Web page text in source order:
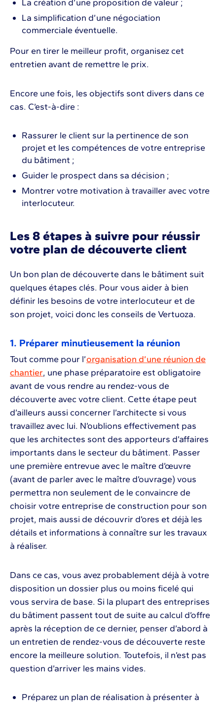
La création d’une proposition de valeur ;
La simplification d’une négociation
commerciale éventuelle.
Pour en tirer le meilleur profit, organisez cet
entretien avant de remettre le prix.
Encore une fois, les objectifs sont divers dans ce
cas. C’est-à-dire :
Rassurer le client sur la pertinence de son
projet et les compétences de votre entreprise
du bâtiment ;
Guider le prospect dans sa décision ;
Montrer votre motivation à travailler avec votre
interlocuteur.
Les 8 étapes à suivre pour réussir
votre plan de découverte client
Un bon plan de découverte dans le bâtiment suit
quelques étapes clés. Pour vous aider à bien
définir les besoins de votre interlocuteur et de
son projet, voici donc les conseils de Vertuoza.
1. Préparer minutieusement la réunion
Tout comme pour l’organisation d’une réunion de
chantier, une phase préparatoire est obligatoire
avant de vous rendre au rendez-vous de
découverte avec votre client. Cette étape peut
d’ailleurs aussi concerner l’architecte si vous
travaillez avec lui. N’oublions effectivement pas
que les architectes sont des apporteurs d’affaires
importants dans le secteur du bâtiment. Passer
une première entrevue avec le maître d’œuvre
(avant de parler avec le maître d’ouvrage) vous
permettra non seulement de le convaincre de
choisir votre entreprise de construction pour son
projet, mais aussi de découvrir d’ores et déjà les
détails et informations à connaître sur les travaux
à réaliser.
Dans ce cas, vous avez probablement déjà à votre
disposition un dossier plus ou moins ficelé qui
vous servira de base. Si la plupart des entreprises
du bâtiment passent tout de suite au calcul d’offre
après la réception de ce dernier, penser d’abord à
un entretien de rendez-vous de découverte reste
encore la meilleure solution. Toutefois, il n’est pas
question d’arriver les mains vides.
Préparez un plan de réalisation à présenter à